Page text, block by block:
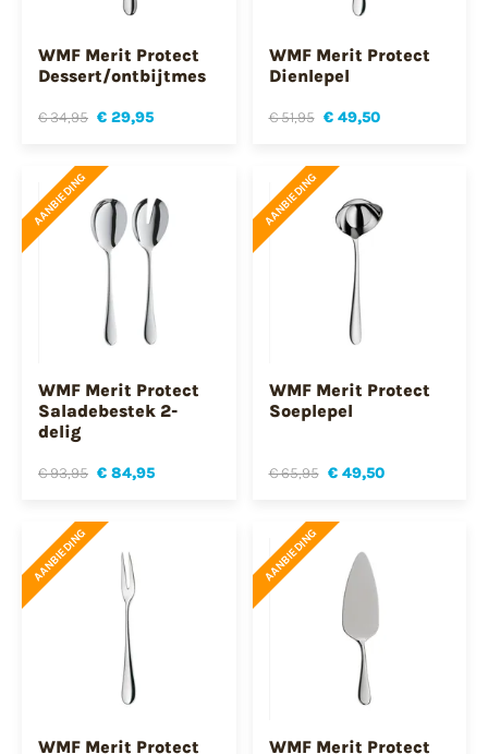
WMF Merit Protect
Dessert/ontbijtmes
€ 34,95 € 29,95
WMF Merit Protect
Dienlepel
€ 51,95 € 49,50
AANBIEDING
WMF Merit Protect
Saladebestek 2-
delig
€ 93,95 € 84,95
AANBIEDING
WMF Merit Protect
Soeplepel
€ 65,95 € 49,50
AANBIEDING
WMF Merit Protect
AANBIEDING
WMF Merit Protect